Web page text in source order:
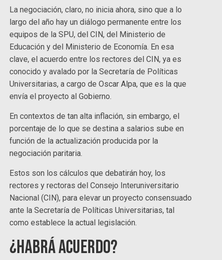
La negociación, claro, no inicia ahora, sino que a lo
largo del año hay un diálogo permanente entre los
equipos de la SPU, del CIN, del Ministerio de
Educación y del Ministerio de Economía. En esa
clave, el acuerdo entre los rectores del CIN, ya es
conocido y avalado por la Secretaría de Políticas
Universitarias, a cargo de Oscar Alpa, que es la que
envía el proyecto al Gobierno.
En contextos de tan alta inflación, sin embargo, el
porcentaje de lo que se destina a salarios sube en
función de la actualización producida por la
negociación paritaria.
Estos son los cálculos que debatirán hoy, los
rectores y rectoras del Consejo Interuniversitario
Nacional (CIN), para elevar un proyecto consensuado
ante la Secretaría de Políticas Universitarias, tal
como establece la actual legislación.
¿Habrá acuerdo?